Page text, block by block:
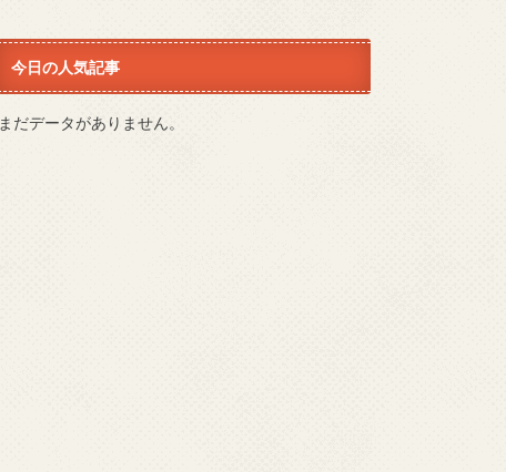
今日の人気記事
まだデータがありません。